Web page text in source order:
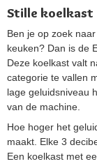
Stille koelkast
Ben je op zoek
keuken? Dan is de
Deze koelkast valt
categorie te vallen
lage geluidsniveau
van de machine.
Hoe hoger het
maakt. Elke 3
Een koelkast met